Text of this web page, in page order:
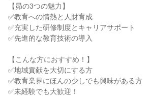
【昴の3つの魅力】
✅教育への情熱と人財育成
✅充実した研修制度とキャリアサポート
✅先進的な教育技術の導入
【こんな方におすすめ！】
✅地域貢献を大切にする方
✅教育業界にほんの少しでも興味がある方
✅未経験でも大歓迎！